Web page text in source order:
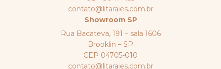
contato@litaraies.com.br
Showroom SP
Rua Bacateva, 191 – sala 1606
Brooklin – SP
CEP 04705-010
contato@litaraies.com.br